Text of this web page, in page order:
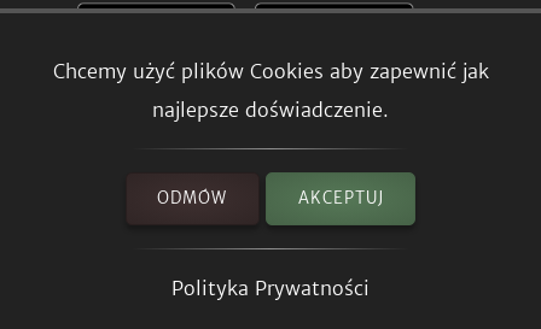
Chcemy użyć plików Cookies aby zapewnić jak
najlepsze doświadczenie.
ODMÓW AKCEPTUJ
Polityka Prywatności